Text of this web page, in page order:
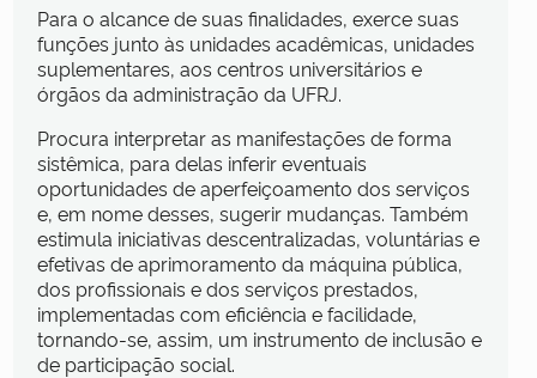
Para o alcance de suas finalidades, exerce suas
funções junto às unidades acadêmicas, unidades
suplementares, aos centros universitários e
órgãos da administração da UFRJ.
Procura interpretar as manifestações de forma
sistêmica, para delas inferir eventuais
oportunidades de aperfeiçoamento dos serviços
e, em nome desses, sugerir mudanças. Também
estimula iniciativas descentralizadas, voluntárias e
efetivas de aprimoramento da máquina pública,
dos profissionais e dos serviços prestados,
implementadas com eficiência e facilidade,
tornando-se, assim, um instrumento de inclusão e
de participação social.